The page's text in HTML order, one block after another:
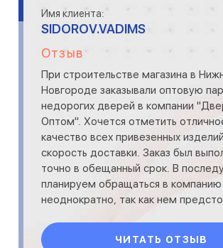
Имя клиента:
SIDOROV.VADIMS
Отзыв
При строительстве магазина в
Новгороде заказывали оптовую
недорогих дверей в компании
Оптом". Хочется отметить
качество всех привезенных
скорость доставки. Заказ был
точно в обещанный срок. В
планируем обращаться в компанию
неоднократно, так как нем
проектов.
ЧИТАТЬ ОТЗЫВ